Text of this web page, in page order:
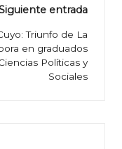
entrada
Triunfo de La
en graduados
Políticas y
Sociales